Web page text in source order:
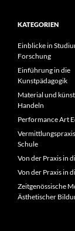
KATEGORIEN
Einblicke in
Forschung
Einführung in die
Kunstpädagogik
Material und
Handeln
Performance Art
Schule
Von der Praxis in
Von der Praxis in
Zeitgenössische
Ästhetischer